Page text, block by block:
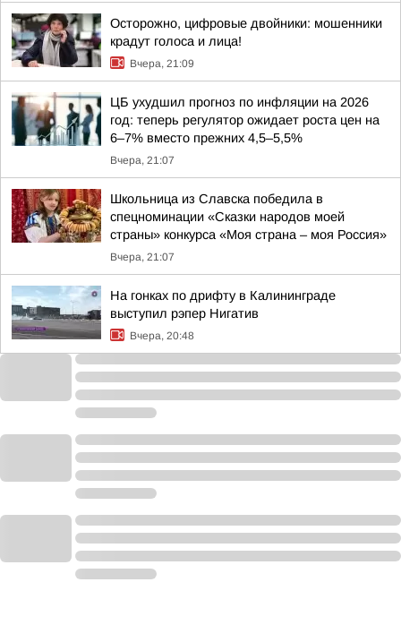
Осторожно, цифровые двойники: мошенники
крадут голоса и лица!
Вчера, 21:09
ЦБ ухудшил прогноз по инфляции на 2026
год: теперь регулятор ожидает роста цен на
6–7% вместо прежних 4,5–5,5%
Вчера, 21:07
Школьница из Славска победила в
спецноминации «Сказки народов моей
страны» конкурса «Моя страна – моя Россия»
Вчера, 21:07
На гонках по дрифту в Калининграде
выступил рэпер Нигатив
Вчера, 20:48